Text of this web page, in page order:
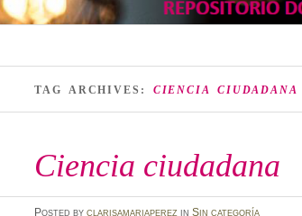
TAG ARCHIVES: CIENCIA CIUDADANA
Ciencia ciudadana
Posted by clarisamariaperezin Sin categoría